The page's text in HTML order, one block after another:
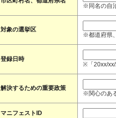
※同名の自
対象の選挙区
※都道府県
登録日時
※「20xx/
解決するための重要政策
※関心のあ
マニフェストID